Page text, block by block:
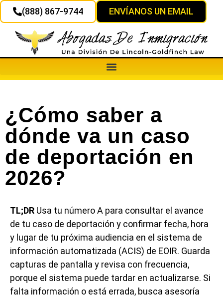
(888) 867-9744 ENVÍANOS UN EMAIL
¿Cómo saber a
dónde va un caso
de deportación en
2026?
TL;DR Usa tu número A para consultar el avance
de tu caso de deportación y confirmar fecha, hora
y lugar de tu próxima audiencia en el sistema de
información automatizada (ACIS) de EOIR. Guarda
capturas de pantalla y revisa con frecuencia,
porque el sistema puede tardar en actualizarse. Si
falta información o está errada, busca asesoría